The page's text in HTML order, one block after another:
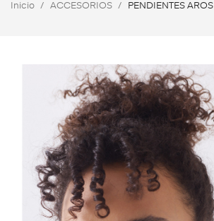
Inicio ACCESORIOS PENDIENTES